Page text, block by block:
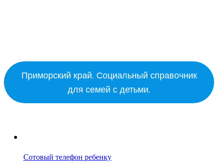
Приморский край. Социальный справочник
для семей с детьми.
Сотовый телефон ребенку